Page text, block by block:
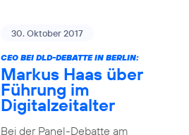
30. Oktober 2017
CEO BEI DLD-DEBATTE IN BERLIN:
Markus Haas über
Führung im
Digitalzeitalter
Bei der Panel-Debatte am